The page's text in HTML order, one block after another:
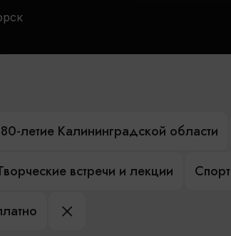
80-летие Калининградской области
встречи и лекции Спорт